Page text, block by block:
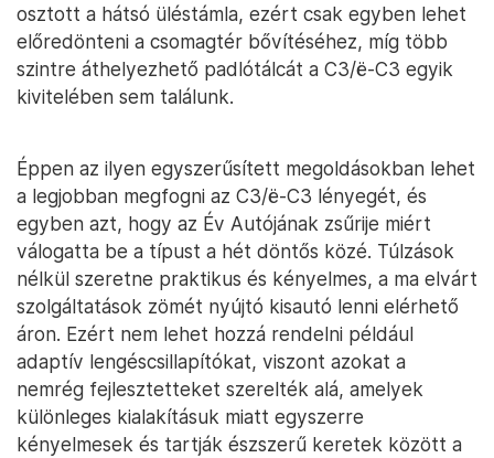
osztott a hátsó üléstámla, ezért csak egyben lehet
előredönteni a csomagtér bővítéséhez, míg több
szintre áthelyezhető padlótálcát a C3/ë-C3 egyik
kivitelében sem találunk.
Éppen az ilyen egyszerűsített megoldásokban lehet
a legjobban megfogni az C3/ë-C3 lényegét, és
egyben azt, hogy az Év Autójának zsűrije miért
válogatta be a típust a hét döntős közé. Túlzások
nélkül szeretne praktikus és kényelmes, a ma elvárt
szolgáltatások zömét nyújtó kisautó lenni elérhető
áron. Ezért nem lehet hozzá rendelni például
adaptív lengéscsillapítókat, viszont azokat a
nemrég fejlesztetteket szerelték alá, amelyek
különleges kialakításuk miatt egyszerre
kényelmesek és tartják észszerű keretek között a